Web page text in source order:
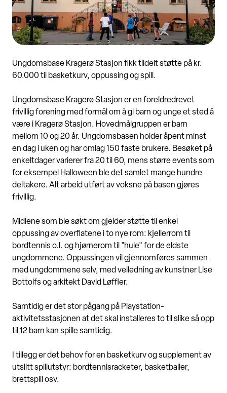
Ungdomsbase Kragerø Stasjon fikk tildelt støtte på kr.
60.000 til basketkurv, oppussing og spill.
Ungdomsbase Kragerø Stasjon er en foreldredrevet
frivillig forening med formål om å gi barn og unge et sted å
være i Kragerø Stasjon. Hovedmålgruppen er barn
mellom 10 og 20 år. Ungdomsbasen holder åpent minst
en dag i uken og har omlag 150 faste brukere. Besøket på
enkeltdager varierer fra 20 til 60, mens større events som
for eksempel Halloween ble det samlet mange hundre
deltakere. Alt arbeid utført av voksne på basen gjøres
frivillig.
Midlene som ble søkt om gjelder støtte til enkel
oppussing av overflatene i to nye rom: kjellerrom til
bordtennis o.l. og hjørnerom til "hule" for de eldste
ungdommene. Oppussingen vil gjennomføres sammen
med ungdommene selv, med veiledning av kunstner Lise
Bottolfs og arkitekt David Løffler.
Samtidig er det stor pågang på Playstation-
aktivitetsstasjonen at det skal installeres to til slike så opp
til 12 barn kan spille samtidig.
I tillegg er det behov for en basketkurv og supplement av
utslitt spillutstyr: bordtennisracketer, basketballer,
brettspill osv.